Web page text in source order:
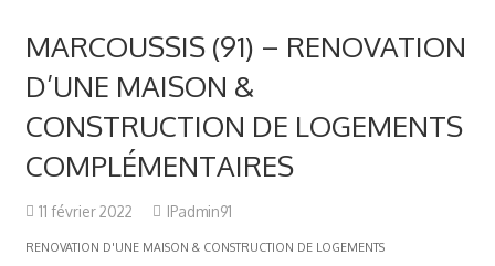
MARCOUSSIS (91) – RENOVATION
D’UNE MAISON &
CONSTRUCTION DE LOGEMENTS
COMPLÉMENTAIRES
11 février 2022 IPadmin91
RENOVATION D'UNE MAISON & CONSTRUCTION DE LOGEMENTS